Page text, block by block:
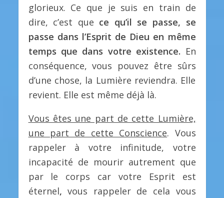
glorieux. Ce que je suis en train de
dire, c’est que ce qu’il se passe, se
passe dans l’Esprit de Dieu en même
temps que dans votre existence. En
conséquence, vous pouvez être sûrs
d’une chose, la Lumière reviendra. Elle
revient. Elle est même déjà là.
Vous êtes une part de cette Lumière,
une part de cette Conscience. Vous
rappeler à votre infinitude, votre
incapacité de mourir autrement que
par le corps car votre Esprit est
éternel, vous rappeler de cela vous